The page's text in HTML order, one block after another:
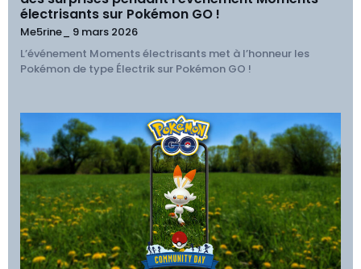
électrisants sur Pokémon GO !
Me5rine_ 9 mars 2026
L’événement Moments électrisants met à l’honneur les
Pokémon de type Électrik sur Pokémon GO !